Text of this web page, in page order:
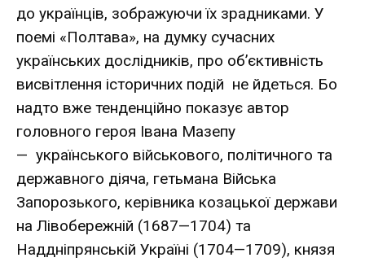
до українців, зображуючи їх зрадниками. У
поемі «Полтава», на думку сучасних
українських дослідників, про об’єктивність
висвітлення історичних подій не йдеться. Бо
надто вже тенденційно показує автор
головного героя Івана Мазепу
— українського військового, політичного та
державного діяча, гетьмана Війська
Запорозького, керівника козацької держави
на Лівобережній (1687—1704) та
Наддніпрянській Україні (1704—1709), князя